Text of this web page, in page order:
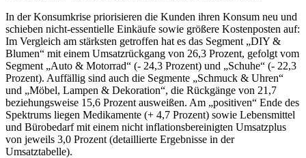
In der Konsumkrise priorisieren die Kunden ihren Konsum neu und
schieben nicht-essentielle Einkäufe sowie größere Kostenposten auf:
Im Vergleich am stärksten getroffen hat es das Segment „DIY &
Blumen“ mit einem Umsatzrückgang von 26,3 Prozent, gefolgt vom
Segment „Auto & Motorrad“ (- 24,3 Prozent) und „Schuhe“ (- 22,3
Prozent). Auffällig sind auch die Segmente „Schmuck & Uhren“
und „Möbel, Lampen & Dekoration“, die Rückgänge von 21,7
beziehungsweise 15,6 Prozent ausweißen. Am „positiven“ Ende des
Spektrums liegen Medikamente (+ 4,7 Prozent) sowie Lebensmittel
und Bürobedarf mit einem nicht inflationsbereinigten Umsatzplus
von jeweils 3,0 Prozent (detaillierte Ergebnisse in der
Umsatztabelle).